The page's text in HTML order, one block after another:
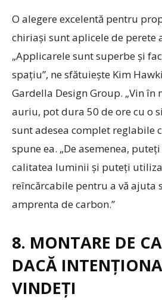
O alegere excelentă pentru
chiriași sunt aplicele de perete
„Applicarele sunt superbe și
spațiu”, ne sfătuiește Kim
Gardella Design Group. „Vin în
auriu, pot dura 50 de ore cu o
sunt adesea complet reglabile
spune ea. „De asemenea,
calitatea luminii și puteți
reîncărcabile pentru a vă ajuta
amprenta de carbon.”
8. MONTARE DE
DACĂ
VINDEȚI